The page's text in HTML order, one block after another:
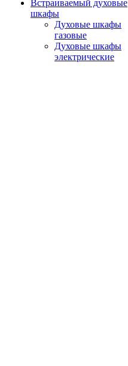
Встраиваемый духовые
шкафы
Духовые шкафы
газовые
Духовые шкафы
электрические